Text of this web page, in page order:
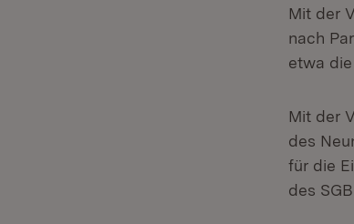
Mit der
nach
etwa
Mit der
des
für die
des